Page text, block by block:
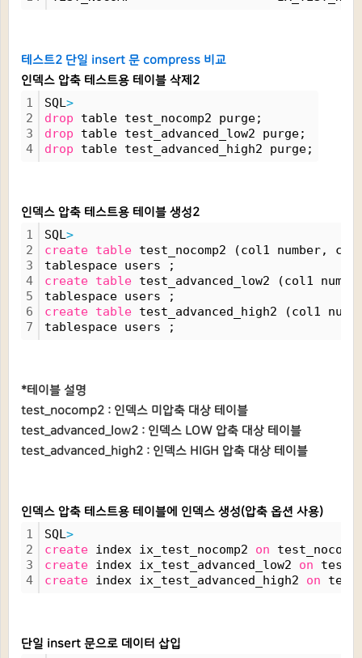
테스트2 단일 insert 문 compress 비교
인덱스 압축 테스트용 테이블 삭제2
1
2
3
4
SQL>
drop table test_nocomp2 purge;
drop table test_advanced_low2 purge;
drop table test_advanced_high2 purge;
인덱스 압축 테스트용 테이블 생성2
1
2
3
4
5
6
7
SQL>
create table test_nocomp2 (col1 number,
tablespace users ;
create table test_advanced_low2 (col1
tablespace users ;
create table test_advanced_high2 (col1
tablespace users ;
*테이블 설명
test_nocomp2 : 인덱스 미압축 대상 테이블
test_advanced_low2 : 인덱스 LOW 압축 대상 테이블
test_advanced_high2 : 인덱스 HIGH 압축 대상 테이블
인덱스 압축 테스트용 테이블에 인덱스 생성(압축 옵션 사용)
1
2
3
4
SQL>
create index ix_test_nocomp2 on
create index ix_test_advanced_low2 on
create index ix_test_advanced_high2 on
단일 insert 문으로 데이터 삽입